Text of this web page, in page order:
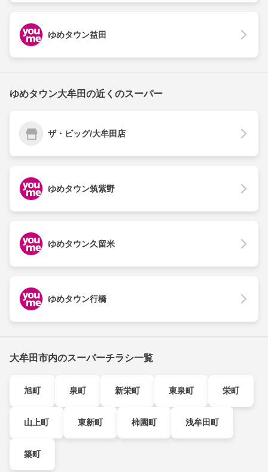
ゆめタウン益田
ゆめタウン大牟田の近くのスーパー
ザ・ビッグ/大牟田店
ゆめタウン筑紫野
ゆめタウン久留米
ゆめタウン行橋
大牟田市内のスーパーチラシ一覧
旭町 泉町 新栄町 東泉町 栄町
山上町 東新町 柿園町 浅牟田町
築町